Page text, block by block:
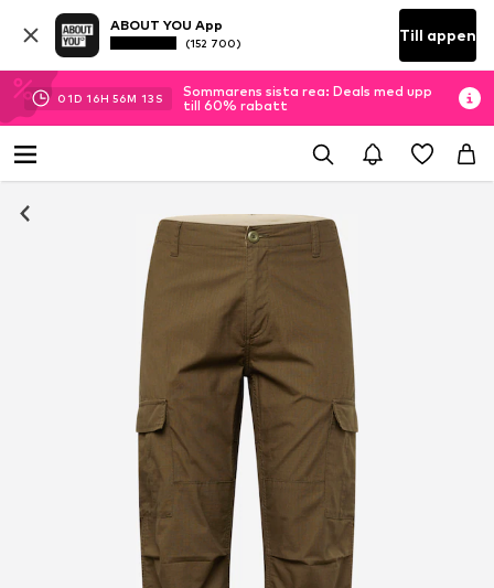
ABOUT YOU App
(152 700) Till appen
01D 16H 56M 12 S
Sommarens sista rea: Deals med upp
till 60% rabatt